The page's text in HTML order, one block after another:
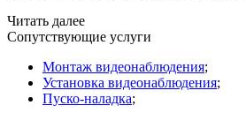
Читать далее
Сопутствующие услуги
Монтаж видеонаблюдения;
Установка видеонаблюдения;
Пуско-наладка;